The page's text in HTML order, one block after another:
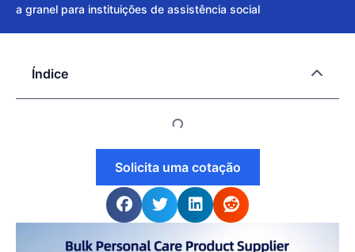
a granel para instituições de assistência social
Índice
Solicita uma cotação